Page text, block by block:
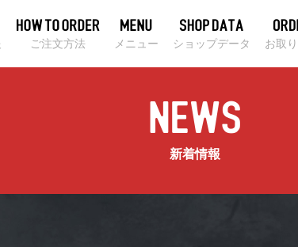
ご注文方法 メニュー ショップデータ お取
新着情報